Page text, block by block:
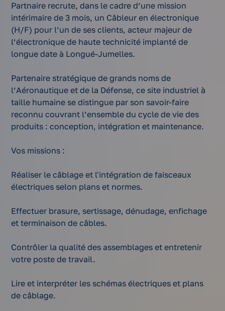
Partnaire recrute, dans le cadre d’une mission
intérimaire de 3 mois, un Câbleur en électronique
(H/F) pour l’un de ses clients, acteur majeur de
l’électronique de haute technicité implanté de
longue date à Longué-Jumelles.
Partenaire stratégique de grands noms de
l’Aéronautique et de la Défense, ce site industriel à
taille humaine se distingue par son savoir-faire
reconnu couvrant l’ensemble du cycle de vie des
produits : conception, intégration et maintenance.
Vos missions :
Réaliser le câblage et l'intégration de faisceaux
électriques selon plans et normes.
Effectuer brasure, sertissage, dénudage, enfichage
et terminaison de câbles.
Contrôler la qualité des assemblages et entretenir
votre poste de travail.
Lire et interpréter les schémas électriques et plans
de câblage.